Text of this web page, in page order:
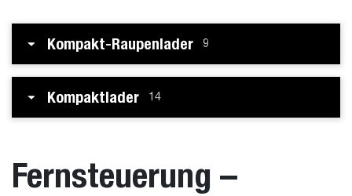
Kompakt-Raupenlader 9
Kompaktlader 14
Fernsteuerung –